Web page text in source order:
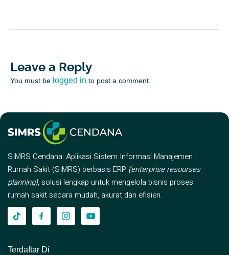
Leave a Reply
You must be logged in to post a comment.
SIMRS Cendana: Aplikasi Sistem Informasi Manajemen
Rumah Sakit (SIMRS) berbasis ERP (enterprise resourses
planning), solusi lengkap untuk mengelola bisnis proses
rumah sakit secara mudah, akurat dan efisien.
Terdaftar Di